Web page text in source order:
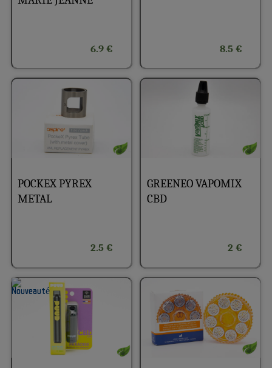
6.9 € 8.5 €
POCKEX PYREX
METAL
2.5 €
GREENEO VAPOMIX
CBD
2 €